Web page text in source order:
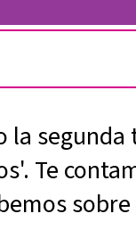
Te